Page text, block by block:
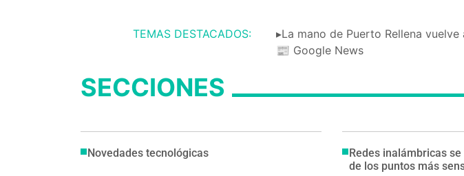
TEMAS DESTACADOS: ▸La mano de Puerto Rellena vuelve
📰 Google News
SECCIONES
Novedades tecnológicas
Redes inalámbricas
de los puntos más